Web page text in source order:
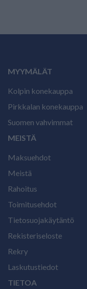
MYYMÄLÄT
Kolpin konekauppa
Pirkkalan konekauppa
Suomen vahvimmat
MEISTÄ
Maksuehdot
Meistä
Rahoitus
Toimitusehdot
Tietosuojakäytäntö
Rekisteriseloste
Rekry
Laskutustiedot
TIETOA